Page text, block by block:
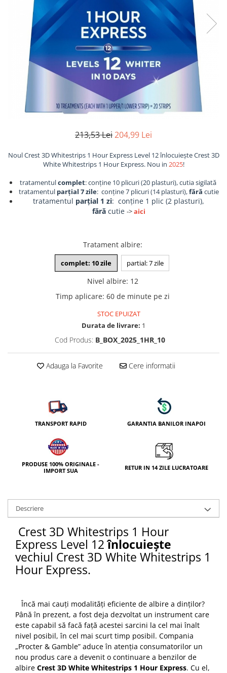
213,53 Lei204,99 Lei
Noul Crest 3D Whitestrips 1 Hour Express Level 12 înlocuiește Crest 3D
White Whitestrips 1 Hour Express. Nou in 2025!
tratamentulcomplet: conține 10 plicuri (20 plasturi), cutia sigilată
tratamentul parțial 7 zile: conține 7 plicuri (14 plasturi),fără cutie
tratamentul parțial 1 zi: conține 1 plic (2 plasturi),
fărăcutie ->aici
Tratament albire:
complet: 10 zile partial: 7 zile
Nivel albire: 12
Timp aplicare: 60 de minute pe zi
STOC EPUIZAT
Durata de livrare: 1
Cod Produs: B_BOX_2025_1HR_10
Adauga la Favorite Cere informatii
TRANSPORT RAPID GARANTIA BANILOR INAPOI
PRODUSE 100% ORIGINALE -
IMPORT SUA
RETUR IN 14 ZILE LUCRATOARE
Descriere
Crest 3D Whitestrips 1 Hour
Express Level 12înlocuiește
vechiul Crest 3D White Whitestrips 1
Hour Express.
Încă mai cauți modalități eficiente de albire a dinților?
Până în prezent, a fost deja dezvoltat un instrument care
este capabil să facă față acestei sarcini la cel mai înalt
nivel posibil, în cel mai scurt timp posibil. Compania
„Procter & Gamble” aduce în atenția consumatorilor un
nou produs care a devenit o continuare a benzilor de
albire Crest 3D White Whitestrips 1 Hour Express. Cu el,